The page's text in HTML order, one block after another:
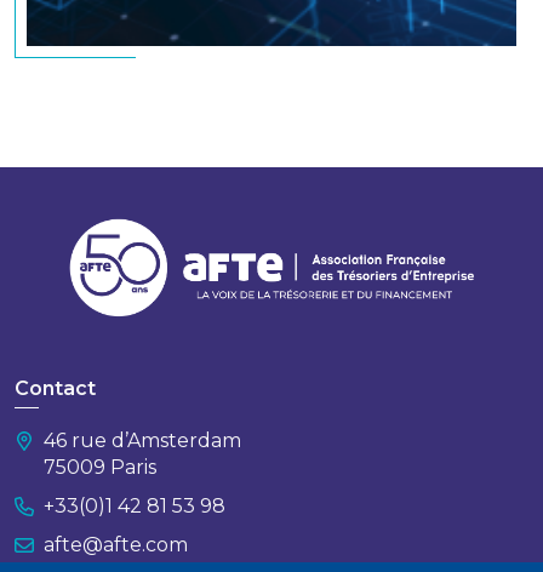
Contact
46 rue d’Amsterdam
75009 Paris
+33(0)1 42 81 53 98
afte@afte.com